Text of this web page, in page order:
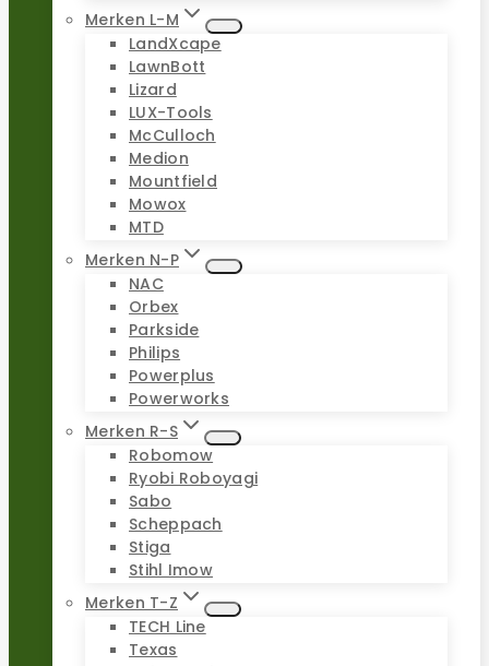
Merken L-M
LandXcape
LawnBott
Lizard
LUX-Tools
McCulloch
Medion
Mountfield
Mowox
MTD
Merken N-P
NAC
Orbex
Parkside
Philips
Powerplus
Powerworks
Merken R-S
Robomow
Ryobi Roboyagi
Sabo
Scheppach
Stiga
Stihl Imow
Merken T-Z
TECH Line
Texas